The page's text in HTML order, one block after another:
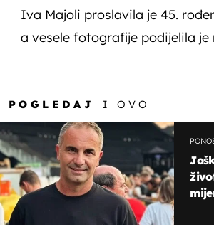
Iva Majoli proslavila je 45.
a vesele fotografije podijelila
POGLEDAJ I OVO